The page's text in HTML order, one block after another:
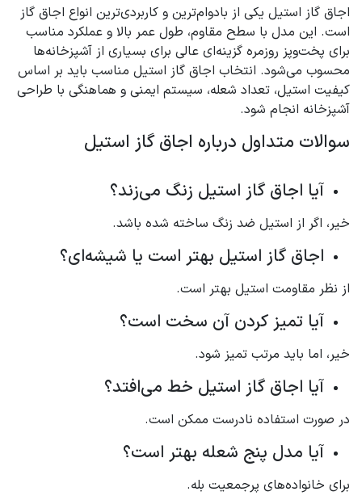
اجاق گاز استیل یکی از بادوام‌ترین و کاربردی‌ترین انواع اجاق گاز
است. این مدل با سطح مقاوم، طول عمر بالا و عملکرد مناسب
برای پخت‌وپز روزمره گزینه‌ای عالی برای بسیاری از آشپزخانه‌ها
محسوب می‌شود. انتخاب اجاق گاز استیل مناسب باید بر اساس
کیفیت استیل، تعداد شعله، سیستم ایمنی و هماهنگی با طراحی
آشپزخانه انجام شود.
سوالات متداول درباره اجاق گاز استیل
آیا اجاق گاز استیل زنگ می‌زند؟
خیر، اگر از استیل ضد زنگ ساخته شده باشد.
اجاق گاز استیل بهتر است یا شیشه‌ای؟
از نظر مقاومت استیل بهتر است.
آیا تمیز کردن آن سخت است؟
خیر، اما باید مرتب تمیز شود.
آیا اجاق گاز استیل خط می‌افتد؟
در صورت استفاده نادرست ممکن است.
آیا مدل پنج شعله بهتر است؟
برای خانواده‌های پرجمعیت بله.